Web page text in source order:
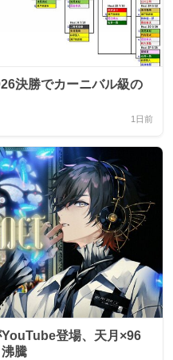
決勝でカーニバル級の
1日前
登場、天月×96
騰